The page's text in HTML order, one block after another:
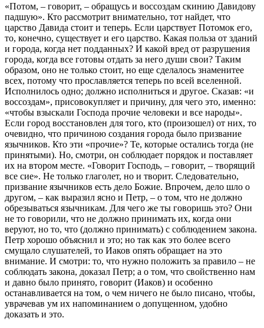
«Потом, – говорит, – обращусь и воссоздам скинию Давидову
падшую». Кто рассмотрит внима­тельно, тот найдет, что
царство Давида стоит и теперь. Если царствует Потомок его,
то, конечно, существует и его царство. Какая польза от зданий
и города, когда нет подданных? И какой вред от разрушения
города, когда все готовы отдать за него души свои? Таким
образом, оно не только стоит, но еще сделалось знаменитее
всех, потому что прославляется теперь по всей вселенной.
Исполнилось одно; должно исполниться и другое. Сказав: «и
воссоздам», присовокупляет и причину, для чего это, именно:
«чтобы взыскали Господа прочие человеки и все народы».
Если город восстановлен для того, кто (произошел) от них, то
очевидно, что причиною создания города было призвание
языч­ников. Кто эти «прочие»? Те, которые остались тогда (не
приня­тыми). Но, смотри, он соблюдает порядок и поставляет
их на втором месте. «Говорит Господь, – говорит, – творящий
все сие». Не только глаголет, но и творит. Следовательно,
призвание язычников есть дело Божие. Впрочем, дело шло о
другом, – как выразил ясно и Петр, – о том, что не должно
обрезываться язычникам. Для чего же ты говоришь это? Они
не то говорили, что не должно принимать их, когда они
веруют, но то, что (должно принимать) с соблюдением закона.
Петр хорошо объяснил и это; но так как это более всего
смущало слушателей, то Иаков опять обращает на это
внимание. И смотри: то, что нужно положить за правило – не
соблюдать закона, доказал Петр; а о том, что свойственно нам
и давно было при­нято, говорит (Иаков) и особенно
останавливается на том, о чем ничего не было писано, чтобы,
уврачевав ум их напо­минанием о допущенном, удобно
доказать и это.